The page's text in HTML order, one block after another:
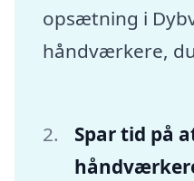
opsætning i
håndværkere,
Spar tid på